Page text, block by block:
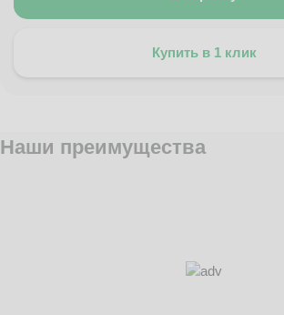
Купить в 1 клик
Наши преимущества